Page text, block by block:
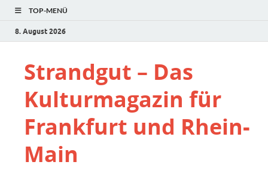
TOP-MENÜ
8. August 2026
Strandgut – Das
Kulturmagazin für
Frankfurt und Rhein-
Main